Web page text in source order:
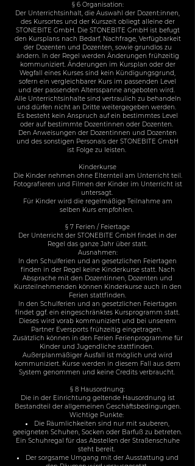
§ 6 Organisation:
Der Unterrichtsinhalt, die Auswahl der Dozent:innen,
des Kursortes und der Kurszeit obliegt alleine der
STONEBITE GmbH. Die STONEBITE GmbH ist befugt
den Kursplans nach Bedarf, Nachfrage, Verfügbarkeit
der Dozenten und Dozenten, sowie grundlos zu
ändern. In der Regel werden Änderungen frühzeitig
kommuniziert. Änderungen im Kursplan oder der
Wegfall eines Kurses sind kein Kündigungsgrund,
sofern ein vergleichbarer Kurs im passenden Level
und der passenden Altersspanne angeboten wird.
Alle Unterrichtsinhalte sind vertraulich zu behandeln
und dürfen nicht an Dritte weitergegeben werden.
Es besteht kein Anspruch auf ein bestimmtes Level
oder auf bestimmte Dozentinnen oder Dozenten.
Den Anweisungen der Dozentinnen und Dozenten
und des sonstigen Personals der STONEBITE GmbH
ist Folge zu leisten.
Kinderkurse
Die Kinder nehmen ohne Elternteil am Unterricht teil.
Fotografieren und Filmen der Kinder im Unterricht ist
untersagt.
Für Kinder wird die regelmäßige Teilnahme am
selben Kurs empfohlen.
§ 7 Ferien / Feiertage
Der Unterricht der STONEBITE GmbH findet in der
Regel das ganze Jahr über statt.
Ausnahmen:
In den Schulferien und an gesetzlichen Feiertagen
finden in der Regel keine Kinderkurse statt. Nach
Absprache mit den Dozentinnen, Dozenten und
Kursteilnehmenden können Kinderkurse auch in den
Ferien stattfinden.
In den Schulferien und an gesetzlichen Feiertagen
findet ggf. ein eingeschränktes Kursprogramm statt.
Dieses wird vorab kommuniziert und bei unserem
Partner Eversports frühzeitig eingetragen.
Zusätzlich können in den Ferien Ferienprogramme für
Kinder und Jugendliche stattfinden.
Außerplanmäßiger Ausfall ist möglich und wird
kommuniziert. Kurse werden in diesem Fall aus dem
System genommen und keine Credits verbraucht.
§ 8 Hausordnung:
Die in der Einrichtung geltende Hausordnung ist
Bestandteil der allgemeinen Geschäftsbedingungen.
Wichtige Punkte:
Die Räumlichkeiten sind nur mit sauberen,
geeigneten Schuhen, Socken oder Barfuß zu betreten.
Ein Schuhregal für das Abstellen der Straßenschuhe
steht bereit.
Der sorgsame Umgang mit der Ausstattung und